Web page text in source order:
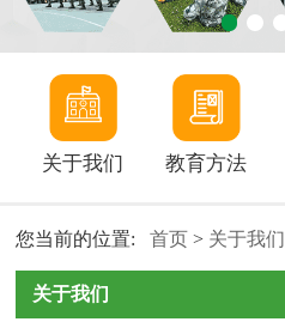
关于我们 教育方法
您当前的位置:首页 > 关于我们
关于我们